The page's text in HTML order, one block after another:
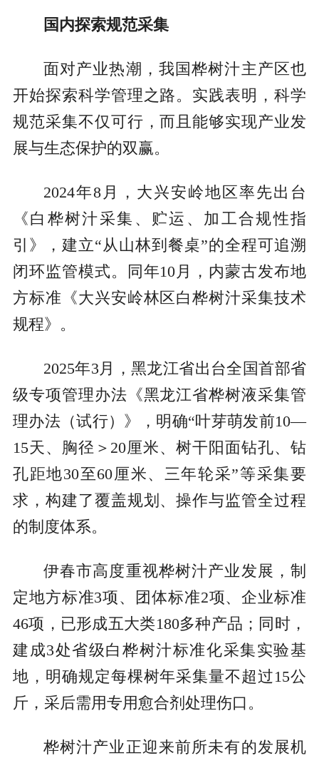
国内探索规范采集
面对产业热潮，我国桦树汁主产区也
开始探索科学管理之路。实践表明，科学
规范采集不仅可行，而且能够实现产业发
展与生态保护的双赢。
2024年8月，大兴安岭地区率先出台
《白桦树汁采集、贮运、加工合规性指
引》，建立“从山林到餐桌”的全程可追溯
闭环监管模式。同年10月，内蒙古发布地
方标准《大兴安岭林区白桦树汁采集技术
规程》。
2025年3月，黑龙江省出台全国首部省
级专项管理办法《黑龙江省桦树液采集管
理办法（试行）》，明确“叶芽萌发前10—
15天、胸径＞20厘米、树干阳面钻孔、钻
孔距地30至60厘米、三年轮采”等采集要
求，构建了覆盖规划、操作与监管全过程
的制度体系。
伊春市高度重视桦树汁产业发展，制
定地方标准3项、团体标准2项、企业标准
46项，已形成五大类180多种产品；同时，
建成3处省级白桦树汁标准化采集实验基
地，明确规定每棵树年采集量不超过15公
斤，采后需用专用愈合剂处理伤口。
桦树汁产业正迎来前所未有的发展机